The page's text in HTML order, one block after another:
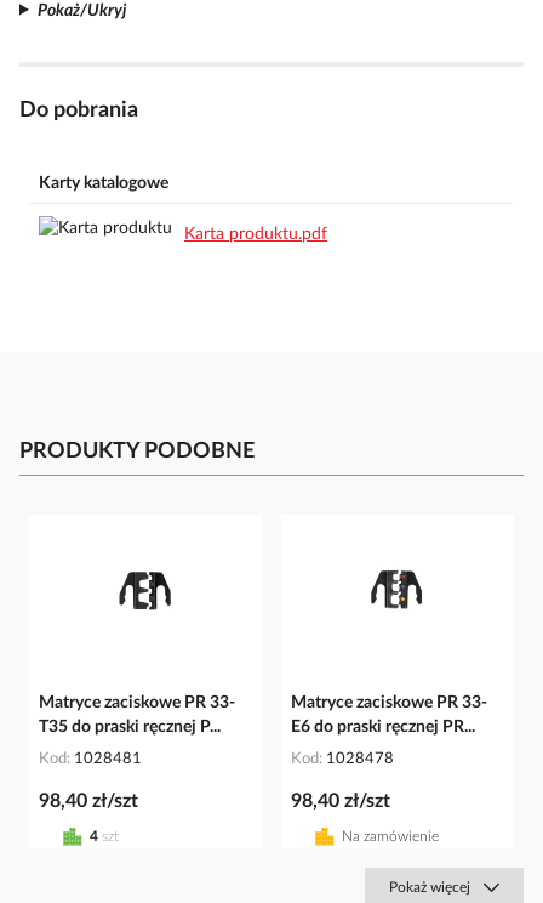
Pokaż/Ukryj
Do pobrania
Karty katalogowe
Karta produktu.pdf
PRODUKTY PODOBNE
Matryce zaciskowe PR 33-
T35 do praski ręcznej P...
Kod 1028481
98,40 zł/szt
4 szt
Matryce zaciskowe PR 33-
E6 do praski ręcznej PR...
Kod 1028478
98,40 zł/szt
Na zamówienie
Pokaż więcej